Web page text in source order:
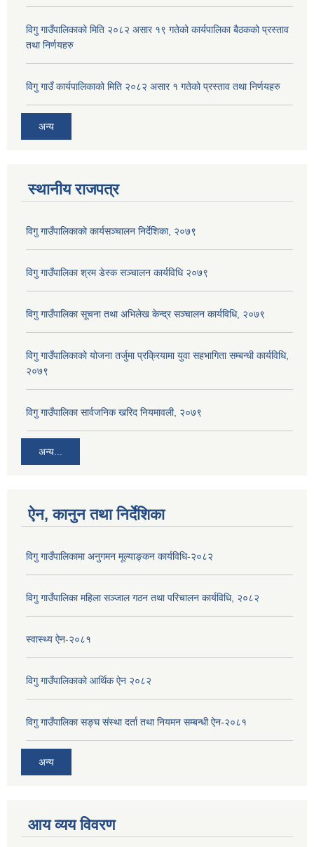
विगु गाउँपालिकाको मिति २०८२ असार १९ गतेको कार्यपालिका बैठकको प्रस्ताव
तथा निर्णयहरु
विगु गाउँ कार्यपालिकाको मिति २०८२ असार १ गतेको प्रस्ताव तथा निर्णयहरु
अन्य
स्थानीय राजपत्र
विगु गाउँपालिकाको कार्यसञ्‍चालन निर्देशिका, २०७९
विगु गाउँपालिका श्रम डेस्क सञ्चालन कार्यविधि २०७९
विगु गाउँपालिका सूचना तथा अभिलेख केन्द्र सञ्चालन कार्यविधि, २०७९
विगु गाउँपालिकाको योजना तर्जुमा प्रक्रियामा युवा सहभागिता सम्बन्धी कार्यविधि,
२०७९
विगु गाउँपालिका सार्वजनिक खरिद नियमावली, २०७९
अन्य...
ऐन, कानुन तथा निर्देशिका
विगु गाउँपालिकामा अनुगमन मूल्याङ्कन कार्यविधि-२०८२
विगु गाउँपालिका महिला सञ्जाल गठन तथा परिचालन कार्यविधि, २०८२
स्वास्थ्य ऐन-२०८१
विगु गाउँपालिकाको आर्थिक ऐन २०८२
विगु गाउँपालिका सङ्घ संस्था दर्ता तथा नियमन सम्बन्धी ऐन-२०८१
अन्य
आय व्यय विवरण